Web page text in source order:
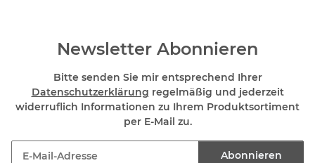
Newsletter Abonnieren
Bitte senden Sie mir entsprechend Ihrer
Datenschutzerklärung regelmäßig und jederzeit
widerruflich Informationen zu Ihrem Produktsortiment
per E-Mail zu.
Abonnieren